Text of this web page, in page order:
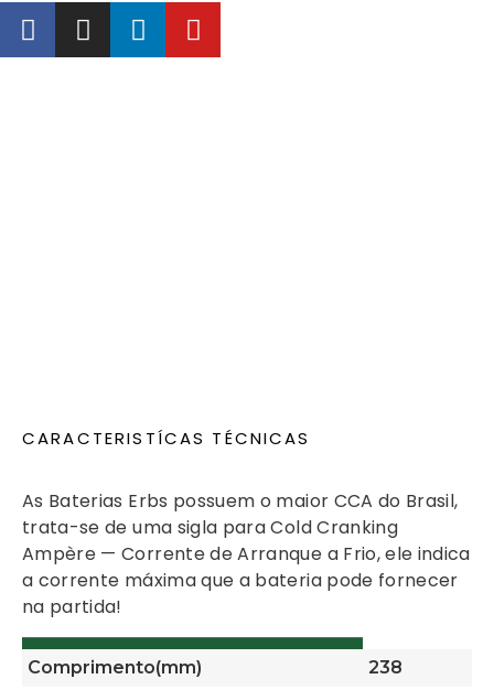
CARACTERISTÍCAS TÉCNICAS
As Baterias Erbs possuem o maior CCA do Brasil,
trata-se de uma sigla para Cold Cranking
Ampère — Corrente de Arranque a Frio, ele indica
a corrente máxima que a bateria pode fornecer
na partida!
Comprimento(mm)
238